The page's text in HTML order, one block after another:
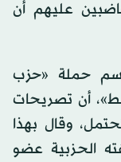
عليهم أن
حملة «حزب
أن تصريحات
وقال بهذا
الحزبية عضو